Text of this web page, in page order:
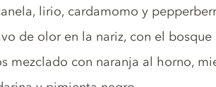
lirio, cardamomo y
de olor en la nariz, con el
mezclado con naranja al horno,